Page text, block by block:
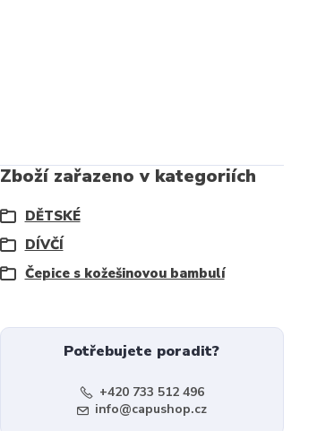
Zboží zařazeno v kategoriích
DĚTSKÉ
DÍVČÍ
Čepice s kožešinovou bambulí
Potřebujete poradit?
+420 733 512 496
info@capushop.cz